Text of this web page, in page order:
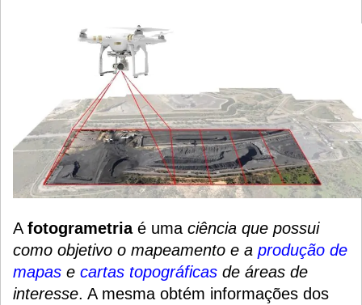
A fotogrametriaé uma ciência que possui
como objetivo o mapeamento e a produção de
mapas e cartas topográficas de áreas de
interesse. A mesma obtém informações dos